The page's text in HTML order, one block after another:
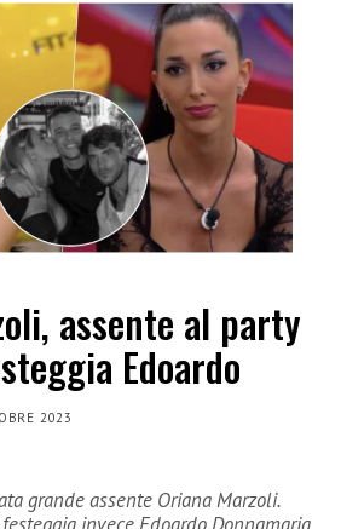
assente al party
Edoardo
2023
grande assente Oriana Marzoli.